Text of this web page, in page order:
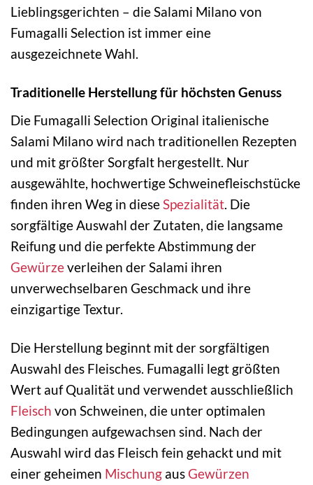
Lieblingsgerichten – die Salami Milano von
Fumagalli Selection ist immer eine
ausgezeichnete Wahl.
Traditionelle Herstellung für höchsten Genuss
Die Fumagalli Selection Original italienische
Salami Milano wird nach traditionellen Rezepten
und mit größter Sorgfalt hergestellt. Nur
ausgewählte, hochwertige Schweinefleischstücke
finden ihren Weg in diese Spezialität . Die
sorgfältige Auswahl der Zutaten, die langsame
Reifung und die perfekte Abstimmung der
Gewürzeverleihen der Salami ihren
unverwechselbaren Geschmack und ihre
einzigartige Textur.
Die Herstellung beginnt mit der sorgfältigen
Auswahl des Fleisches. Fumagalli legt größten
Wert auf Qualität und verwendet ausschließlich
Fleisch von Schweinen, die unter optimalen
Bedingungen aufgewachsen sind. Nach der
Auswahl wird das Fleisch fein gehackt und mit
einer geheimen Mischung aus Gewürzen